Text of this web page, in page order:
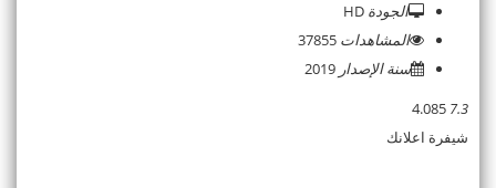
الجودة
المشاهدات
سنة الإصدار
7.3
شيفرة اعلانك